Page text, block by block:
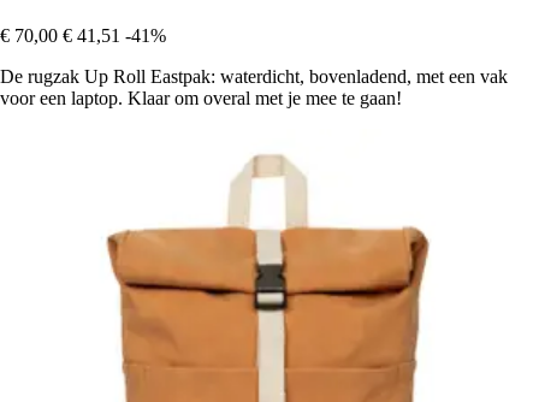
€ 70,00 € 41,51 -41%
De rugzak Up Roll Eastpak: waterdicht, bovenladend, met een vak
voor een laptop. Klaar om overal met je mee te gaan!